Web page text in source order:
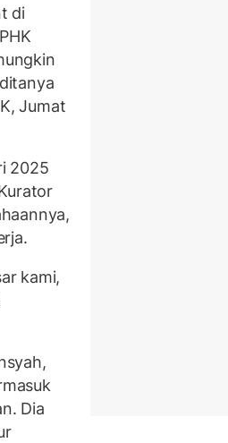
di
Jumat
2025
kami,
Dia